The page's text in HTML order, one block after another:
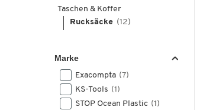
Taschen & Koffer
Rucksäcke (12)
Marke
Exacompta (7)
KS-Tools (1)
STOP Ocean Plastic (1)